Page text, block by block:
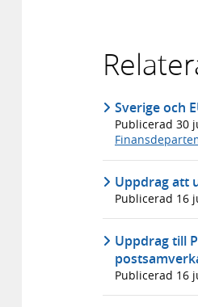
Sverige och
Publicerad 30
Uppdrag att
Publicerad 16
Uppdrag till
Publicerad 16